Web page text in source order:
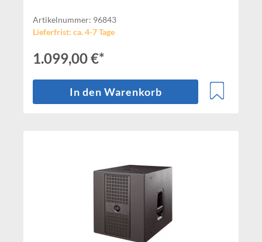
Artikelnummer: 96843
Lieferfrist: ca. 4-7 Tage
1.099,00 €*
In den Warenkorb